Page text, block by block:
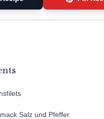
Salz und Pfeffer